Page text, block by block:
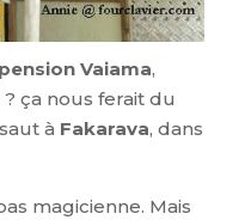
pension Vaiama,
ça nous ferait du
à Fakarava, dans
magicienne. Mais